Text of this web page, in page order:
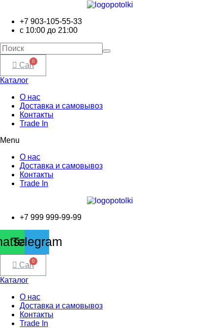
+7 903-105-55-33
с 10:00 до 21:00
Cart
Каталог
О нас
Доставка и самовывоз
Контакты
Trade In
Menu
О нас
Доставка и самовывоз
Контакты
Trade In
+7 999 999-99-99
Telegram
Cart
Каталог
О нас
Доставка и самовывоз
Контакты
Trade In